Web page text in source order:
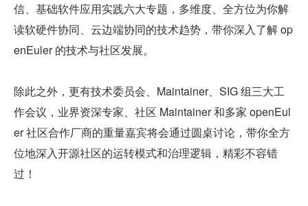
信、基础软件应用实践六大专题，多维度、全方位为你解
读软硬件协同、云边端协同的技术趋势，带你深入了解 op
enEuler 的技术与社区发展。
除此之外，更有技术委员会、Maintainer、SIG 组三大工
作会议，业界资深专家、社区 Maintainer 和多家 openEul
er 社区合作厂商的重量嘉宾将会通过圆桌讨论，带你全方
位地深入开源社区的运转模式和治理逻辑，精彩不容错
过！